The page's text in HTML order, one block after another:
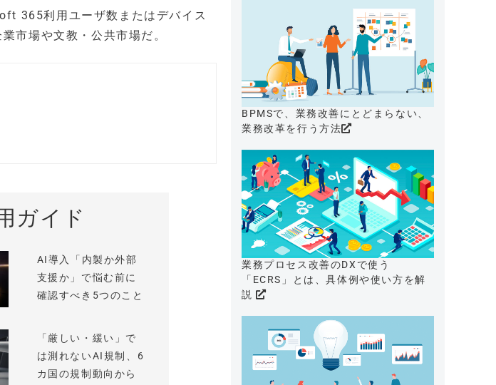
365利用ユーザ数またはデバイス
市場や文教・公共市場だ。
ガイド
AI導入「内製か外部
支援か」で悩む前に
確認すべき5つのこと
「厳しい・緩い」で
は測れないAI規制、6
カ国の規制動向から
BPMSで、業務改善にとどまらない、
業務改革を行う方法
業務プロセス改善のDXで使う
「ECRS」とは、具体例や使い方を解
説